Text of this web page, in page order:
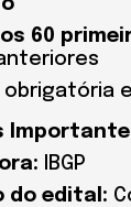
os 60
obrigatória
IBGP
do edital: